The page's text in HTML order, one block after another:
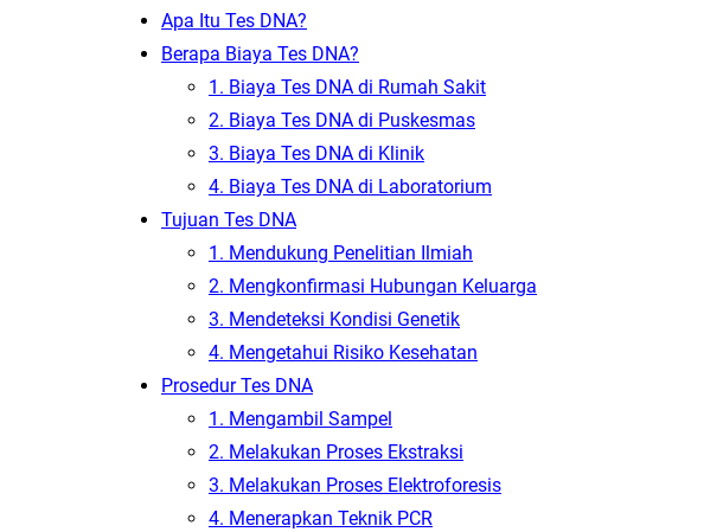
Apa Itu Tes DNA?
Berapa Biaya Tes DNA?
1. Biaya Tes DNA di Rumah Sakit
2. Biaya Tes DNA di Puskesmas
3. Biaya Tes DNA di Klinik
4. Biaya Tes DNA di Laboratorium
Tujuan Tes DNA
1. Mendukung Penelitian Ilmiah
2. Mengkonfirmasi Hubungan Keluarga
3. Mendeteksi Kondisi Genetik
4. Mengetahui Risiko Kesehatan
Prosedur Tes DNA
1. Mengambil Sampel
2. Melakukan Proses Ekstraksi
3. Melakukan Proses Elektroforesis
4. Menerapkan Teknik PCR